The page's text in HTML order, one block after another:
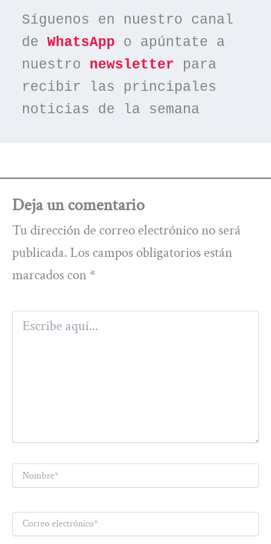
Síguenos en nuestro canal
de WhatsApp o apúntate a
nuestro newsletter para
recibir las principales
noticias de la semana
Deja un comentario
Tu dirección de correo electrónico no será
publicada. Los campos obligatorios están
marcados con *
Escribe
aquí...
Nombre*
Correo
electrónico*